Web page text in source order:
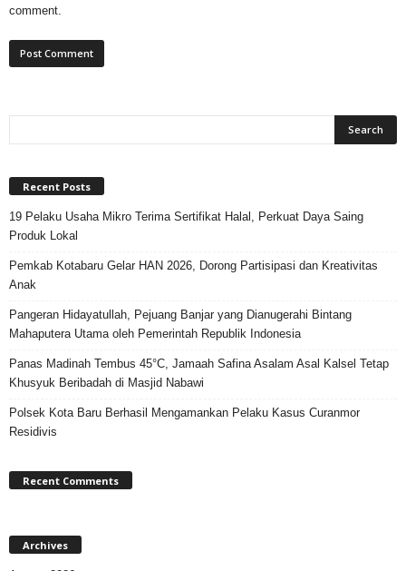
comment.
Recent Posts
19 Pelaku Usaha Mikro Terima Sertifikat Halal, Perkuat Daya Saing
Produk Lokal
Pemkab Kotabaru Gelar HAN 2026, Dorong Partisipasi dan Kreativitas
Anak
Pangeran Hidayatullah, Pejuang Banjar yang Dianugerahi Bintang
Mahaputera Utama oleh Pemerintah Republik Indonesia
Panas Madinah Tembus 45°C, Jamaah Safina Asalam Asal Kalsel Tetap
Khusyuk Beribadah di Masjid Nabawi
Polsek Kota Baru Berhasil Mengamankan Pelaku Kasus Curanmor
Residivis
Recent Comments
Archives